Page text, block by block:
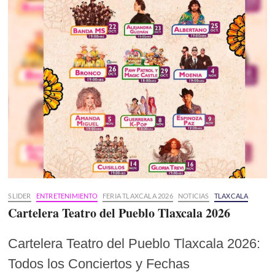
SLIDER ENTRETENIMIENTO FERIA TLAXCALA 2026 NOTICIAS TLAXCALA
Cartelera Teatro del Pueblo Tlaxcala 2026
Cartelera Teatro del Pueblo Tlaxcala 2026:
Todos los Conciertos y Fechas